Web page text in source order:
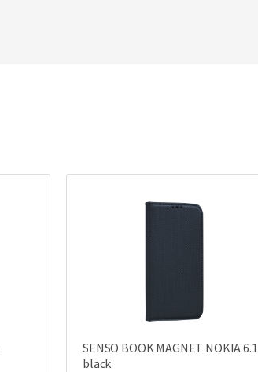
SENSO BOOK MAGNET NOKIA 6.1
black